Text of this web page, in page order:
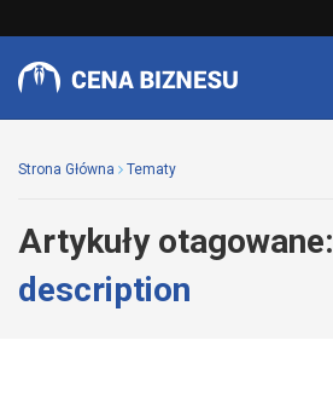
Strona Główna Tematy
Artykuły otagowane:
description